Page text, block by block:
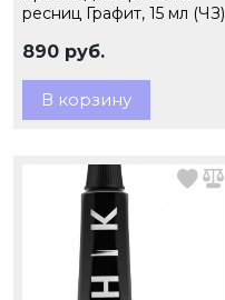
ресниц Графит, 15 мл (ЧЗ)
890 руб.
В корзину